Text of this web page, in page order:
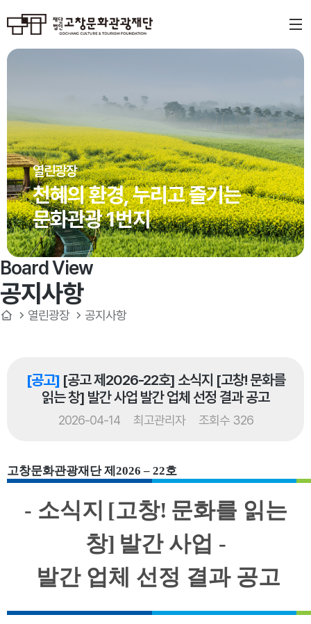
열린광장
천혜의 환경, 누리고 즐기는
문화관광 1번지
Board View
공지사항
열린광장 공지사항
[공고] [공고 제2026-22호] 소식지 [고창! 문화를
읽는 창] 발간 사업 발간 업체 선정 결과 공고
2026-04-14 최고관리자 조회수 326
고창문화관광재단 제 2026 – 22호
- 소식지 [고창! 문화를 읽는
창] 발간 사업 -
발간 업체 선정 결과 공고